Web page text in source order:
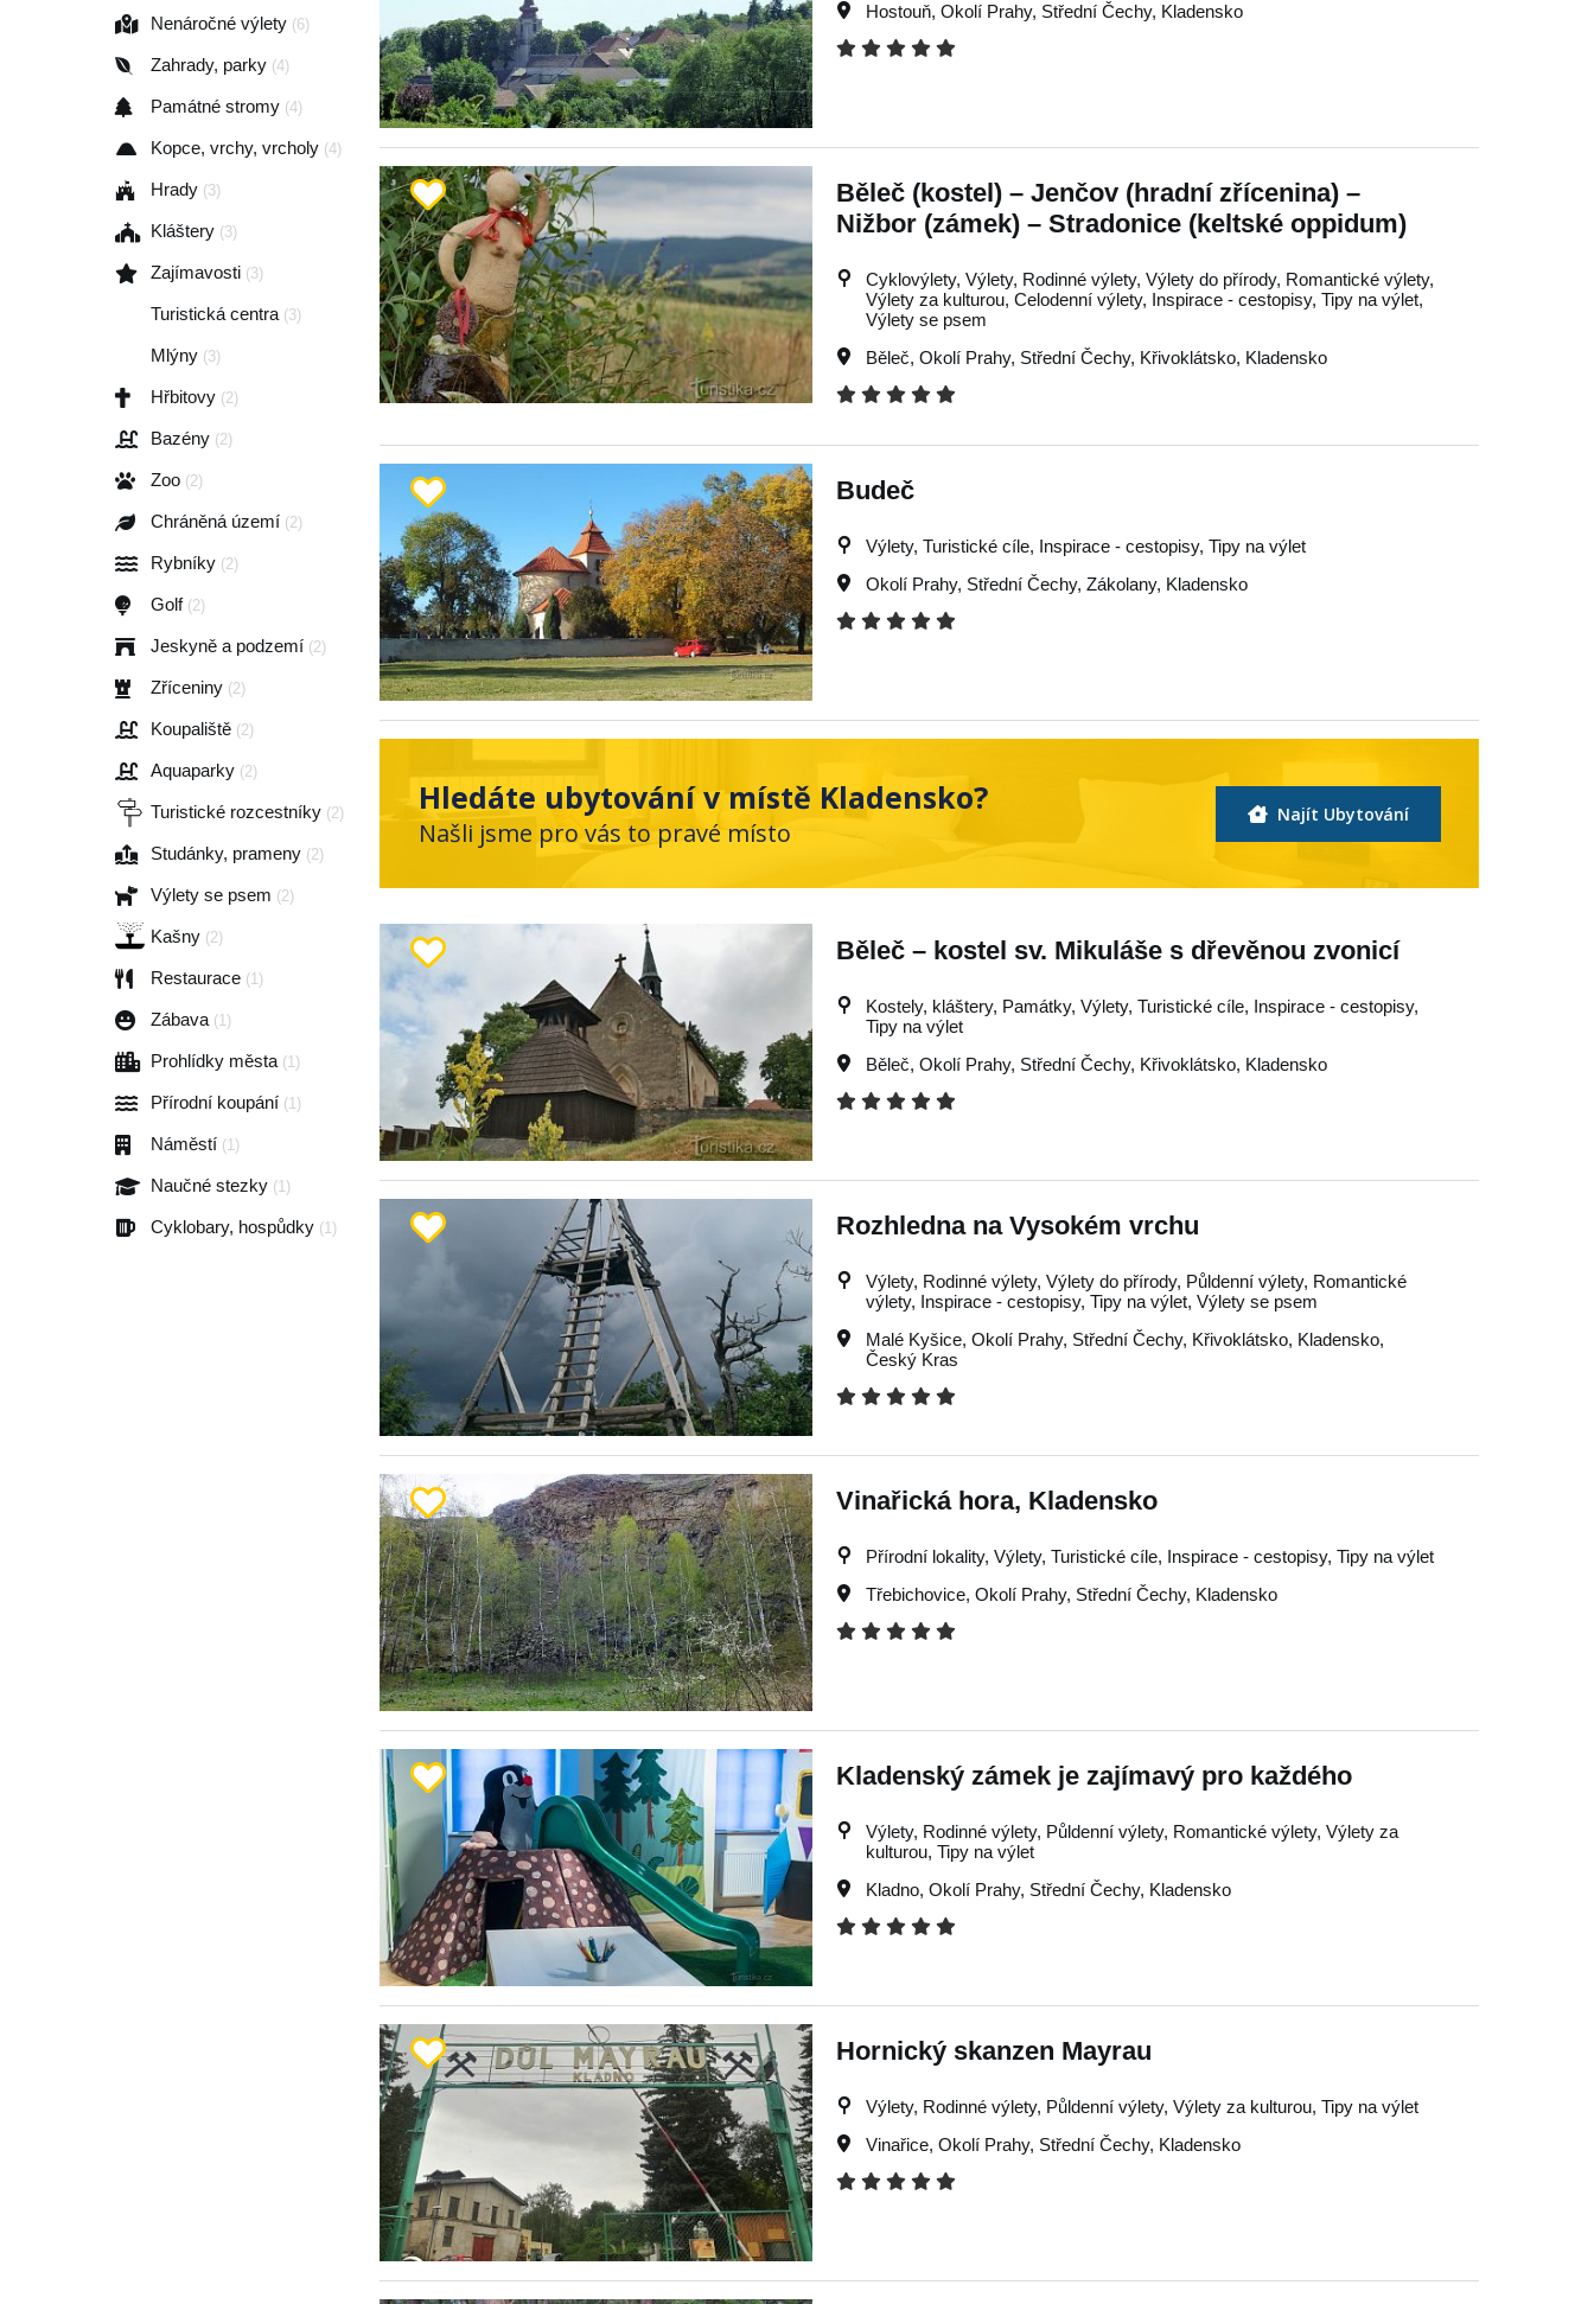
Nenáročné výlety (6)
Zahrady, parky (4)
Památné stromy (4)
Kopce, vrchy, vrcholy (4)
Hrady (3)
Kláštery (3)
Zajímavosti (3)
Turistická centra (3)
Mlýny (3)
Hřbitovy (2)
Bazény (2)
Zoo (2)
Chráněná území (2)
Rybníky (2)
Golf (2)
Jeskyně a podzemí (2)
Zříceniny (2)
Koupaliště (2)
Aquaparky (2)
Turistické rozcestníky (2)
Studánky, prameny (2)
Výlety se psem (2)
Kašny (2)
Restaurace (1)
Zábava (1)
Prohlídky města (1)
Přírodní koupání (1)
Náměstí (1)
Naučné stezky (1)
Cyklobary, hospůdky (1)
Hostouň, Okolí Prahy, Střední Čechy, Kladensko
Běleč (kostel) – Jenčov (hradní zřícenina) –
Nižbor (zámek) – Stradonice (keltské oppidum)
Cyklovýlety, Výlety, Rodinné výlety, Výlety do přírody, Romantické výlety,
Výlety za kulturou, Celodenní výlety, Inspirace - cestopisy, Tipy na výlet,
Výlety se psem
Běleč, Okolí Prahy, Střední Čechy, Křivoklátsko, Kladensko
Budeč
Výlety, Turistické cíle, Inspirace - cestopisy, Tipy na výlet
Okolí Prahy, Střední Čechy, Zákolany, Kladensko
Hledáte ubytování v místě Kladensko?
Našli jsme pro vás to pravé místo
Najít Ubytování
Běleč – kostel sv. Mikuláše s dřevěnou zvonicí
Kostely, kláštery, Památky, Výlety, Turistické cíle, Inspirace - cestopisy,
Tipy na výlet
Běleč, Okolí Prahy, Střední Čechy, Křivoklátsko, Kladensko
Rozhledna na Vysokém vrchu
Výlety, Rodinné výlety, Výlety do přírody, Půldenní výlety, Romantické
výlety, Inspirace - cestopisy, Tipy na výlet, Výlety se psem
Malé Kyšice, Okolí Prahy, Střední Čechy, Křivoklátsko, Kladensko,
Český Kras
Vinařická hora, Kladensko
Přírodní lokality, Výlety, Turistické cíle, Inspirace - cestopisy, Tipy na výlet
Třebichovice, Okolí Prahy, Střední Čechy, Kladensko
Kladenský zámek je zajímavý pro každého
Výlety, Rodinné výlety, Půldenní výlety, Romantické výlety, Výlety za
kulturou, Tipy na výlet
Kladno, Okolí Prahy, Střední Čechy, Kladensko
Hornický skanzen Mayrau
Výlety, Rodinné výlety, Půldenní výlety, Výlety za kulturou, Tipy na výlet
Vinařice, Okolí Prahy, Střední Čechy, Kladensko